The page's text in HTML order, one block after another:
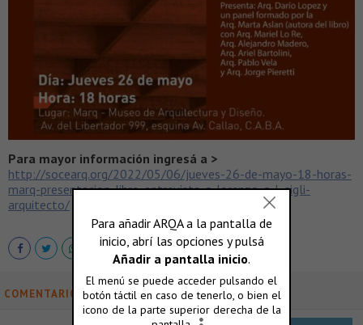
Para mayor información ingresá a >
http://socearq.org/2022/05/06/jueves-26-de-mayo-18-horas-
marq-presentacion-libro-entrevista-a-lorenzo-a-l-gigli-
arquitecto/
COMENTARIOS